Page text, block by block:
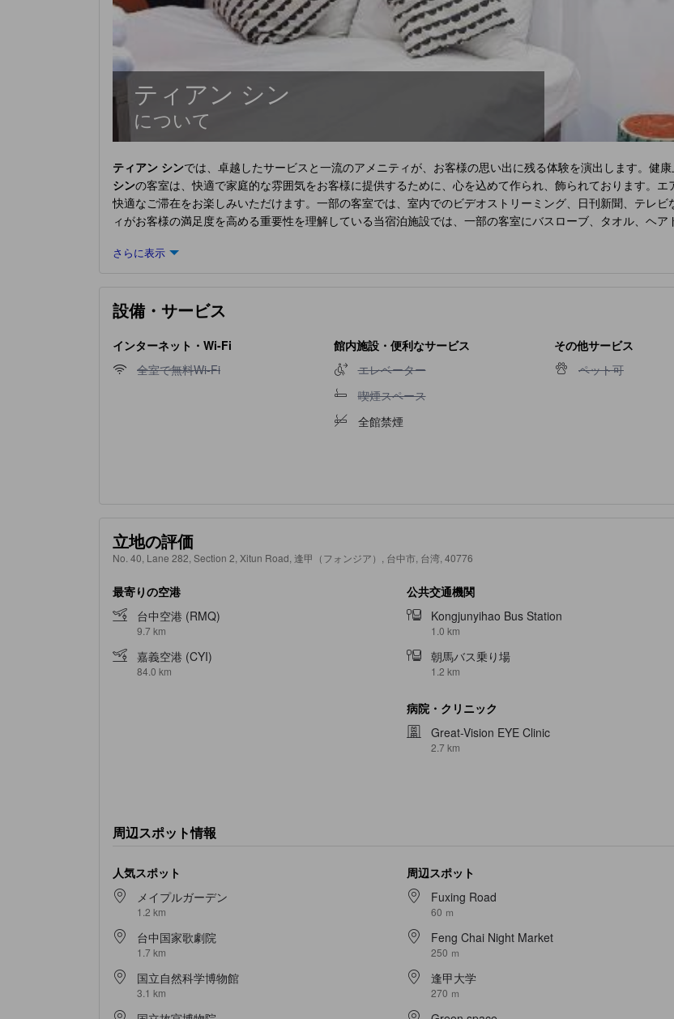
ティアン シン
について
ティアン シンでは、卓越したサービスと一流のアメニティが、お客様の思い出に残る体験を演出します。健
シンの客室は、快適で家庭的な雰囲気をお客様に提供するために、心を込めて作られ、飾られております。エ
快適なご滞在をお楽しみいただけます。一部の客室では、室内でのビデオストリーミング、日刊新聞、テレ
ィがお客様の満足度を高める重要性を理解している当宿泊施設では、一部の客室にバスローブ、タオル、ヘア
さらに表示
設備・サービス
インターネット・Wi-Fi
全室で無料Wi-Fi不可
全室で無料Wi-Fi
館内施設・便利なサービス
エレベーター不可
エレベーター
喫煙スペース不可
喫煙スペース
全館禁煙
その他サービス
ペット可不可
ペット可
立地の評価
No. 40, Lane 282, Section 2, Xitun Road, 逢甲（フォンジア）, 台中市, 台湾, 40776
最寄りの空港
台中空港 (RMQ)
9.7 km
嘉義空港 (CYI)
84.0 km
公共交通機関
Kongjunyihao Bus Station
1.0 km
朝馬バス乗り場
1.2 km
病院・クリニック
Great-Vision EYE Clinic
2.7 km
周辺スポット情報
人気スポット
メイプルガーデン
1.2 km
台中国家歌劇院
1.7 km
国立自然科学博物館
3.1 km
周辺スポット
Fuxing Road
60 ｍ
Feng Chai Night Market
250 ｍ
逢甲大学
270 ｍ